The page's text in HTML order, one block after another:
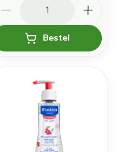
Bestel